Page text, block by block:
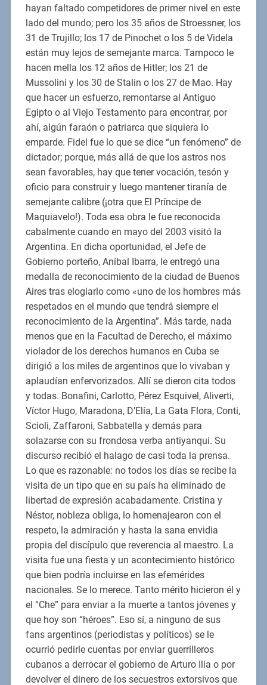
hayan faltado competidores de primer nivel en este
lado del mundo; pero los 35 años de Stroessner, los
31 de Trujillo; los 17 de Pinochet o los 5 de Videla
están muy lejos de semejante marca. Tampoco le
hacen mella los 12 años de Hitler; los 21 de
Mussolini y los 30 de Stalin o los 27 de Mao. Hay
que hacer un esfuerzo, remontarse al Antiguo
Egipto o al Viejo Testamento para encontrar, por
ahí, algún faraón o patriarca que siquiera lo
emparde. Fidel fue lo que se dice “un fenómeno” de
dictador; porque, más allá de que los astros nos
sean favorables, hay que tener vocación, tesón y
oficio para construir y luego mantener tiranía de
semejante calibre (¡otra que El Príncipe de
Maquiavelo!). Toda esa obra le fue reconocida
cabalmente cuando en mayo del 2003 visitó la
Argentina. En dicha oportunidad, el Jefe de
Gobierno porteño, Aníbal Ibarra, le entregó una
medalla de reconocimiento de la ciudad de Buenos
Aires tras elogiarlo como «uno de los hombres más
respetados en el mundo que tendrá siempre el
reconocimiento de la Argentina”. Más tarde, nada
menos que en la Facultad de Derecho, el máximo
violador de los derechos humanos en Cuba se
dirigió a los miles de argentinos que lo vivaban y
aplaudían enfervorizados. Allí se dieron cita todos
y todas. Bonafini, Carlotto, Pérez Esquivel, Aliverti,
Víctor Hugo, Maradona, D’Elía, La Gata Flora, Conti,
Scioli, Zaffaroni, Sabbatella y demás para
solazarse con su frondosa verba antiyanqui. Su
discurso recibió el halago de casi toda la prensa.
Lo que es razonable: no todos los días se recibe la
visita de un tipo que en su país ha eliminado de
libertad de expresión acabadamente. Cristina y
Néstor, nobleza obliga, lo homenajearon con el
respeto, la admiración y hasta la sana envidia
propia del discípulo que reverencia al maestro. La
visita fue una fiesta y un acontecimiento histórico
que bien podría incluirse en las efemérides
nacionales. Se lo merece. Tanto mérito hicieron él y
el “Che” para enviar a la muerte a tantos jóvenes y
que hoy son “héroes”. Eso sí, a ninguno de sus
fans argentinos (periodistas y políticos) se le
ocurrió pedirle cuentas por enviar guerrilleros
cubanos a derrocar el gobierno de Arturo Ilia o por
devolver el dinero de los secuestros extorsivos que